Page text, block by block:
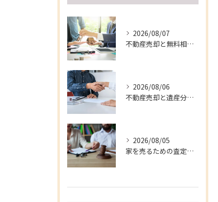
2026/08/07
不動産売却と無料相談を兵庫県伊丹市で安心して進める窓口・支援制度の徹底ガイド
2026/08/06
不動産売却と遺産分割を兵庫県伊丹市で円滑に進める実践的な手順と注意点
2026/08/05
家を売るための査定ポイントと兵庫県伊丹市の相場や費用を徹底解説